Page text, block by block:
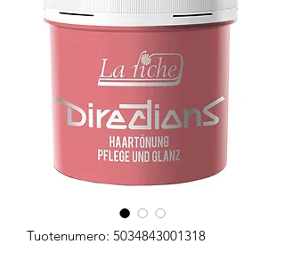
Tuotenumero: 5034843001318